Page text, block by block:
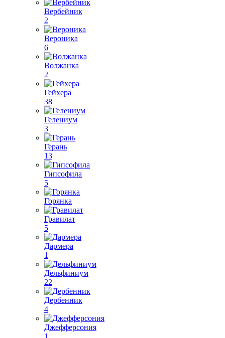
Вербейник
2
Вероника
6
Волжанка
2
Гейхера
38
Гелениум
3
Герань
13
Гипсофила
5
Горянка
Гравилат
5
Дармера
1
Дельфиниум
22
Дербенник
4
Джефферсония
1